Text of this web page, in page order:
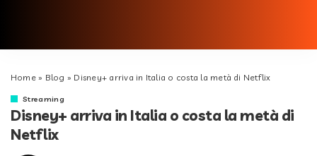
Home» Blog » Disney+ arriva in Italia o costa la metà di Netflix
Streaming
Disney+ arriva in Italia o costa la metà di
Netflix